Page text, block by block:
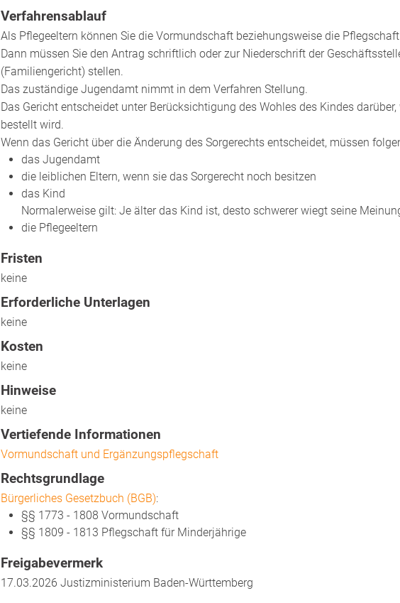
Verfahrensablauf
Als Pflegeeltern können Sie die Vormundschaft beziehungsweise die
Dann müssen Sie den Antrag schriftlich oder zur Niederschrift der
(Familiengericht) stellen.
Das zuständige Jugendamt nimmt in dem Verfahren Stellung.
Das Gericht entscheidet unter Berücksichtigung des Wohles des Kindes
bestellt wird.
Wenn das Gericht über die Änderung des Sorgerechts entscheidet, müssen
das Jugendamt
die leiblichen Eltern, wenn sie das Sorgerecht noch besitzen
das Kind
Normalerweise gilt: Je älter das Kind ist, desto schwerer wiegt seine
die Pflegeeltern
Fristen
keine
Erforderliche Unterlagen
keine
Kosten
keine
Hinweise
keine
Vertiefende Informationen
Vormundschaft und Ergänzungspflegschaft
Rechtsgrundlage
Bürgerliches Gesetzbuch (BGB):
§§ 1773 - 1808 Vormundschaft
§§ 1809 - 1813 Pflegschaft für Minderjährige
Freigabevermerk
17.03.2026 Justizministerium Baden-Württemberg